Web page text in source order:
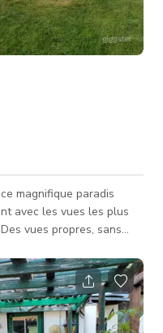
magnifique paradis
avec les vues les plus
vues propres, sans
des séances photo, des
la cour et
fenêtre. Une
toute la maison. Cet